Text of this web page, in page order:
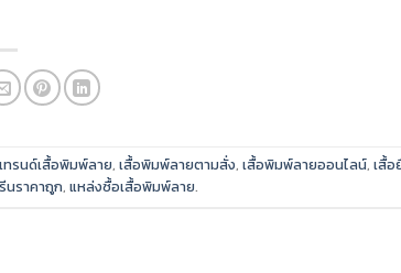
เทรนด์เสื้อพิมพ์ลาย, เสื้อพิมพ์ลายตามสั่ง, เสื้อพิมพ์ลายออนไลน์, เสื้อ
นราคาถูก, แหล่งซื้อเสื้อพิมพ์ลาย.